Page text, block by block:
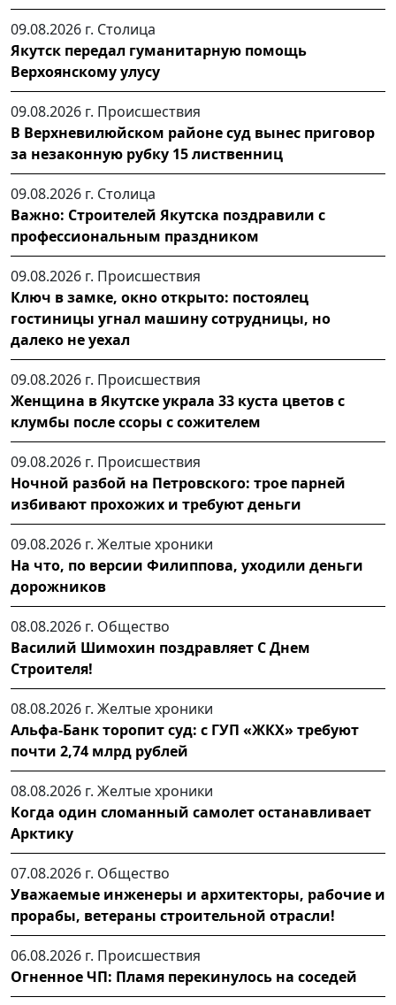
09.08.2026 г. Столица
Якутск передал гуманитарную помощь
Верхоянскому улусу
09.08.2026 г. Происшествия
В Верхневилюйском районе суд вынес приговор
за незаконную рубку 15 лиственниц
09.08.2026 г. Столица
Важно: Строителей Якутска поздравили с
профессиональным праздником
09.08.2026 г. Происшествия
Ключ в замке, окно открыто: постоялец
гостиницы угнал машину сотрудницы, но
далеко не уехал
09.08.2026 г. Происшествия
Женщина в Якутске украла 33 куста цветов с
клумбы после ссоры с сожителем
09.08.2026 г. Происшествия
Ночной разбой на Петровского: трое парней
избивают прохожих и требуют деньги
09.08.2026 г. Желтые хроники
На что, по версии Филиппова, уходили деньги
дорожников
08.08.2026 г. Общество
Василий Шимохин поздравляет С Днем
Строителя!
08.08.2026 г. Желтые хроники
Альфа-Банк торопит суд: с ГУП «ЖКХ» требуют
почти 2,74 млрд рублей
08.08.2026 г. Желтые хроники
Когда один сломанный самолет останавливает
Арктику
07.08.2026 г. Общество
Уважаемые инженеры и архитекторы, рабочие и
прорабы, ветераны строительной отрасли!
06.08.2026 г. Происшествия
Огненное ЧП: Пламя перекинулось на соседей